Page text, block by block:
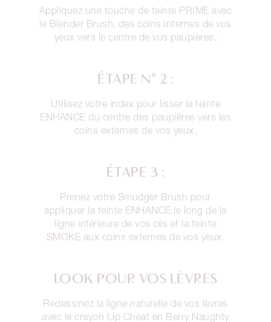
Appliquez une touche de teinte PRIME avec
le Blender Brush, des coins internes de vos
yeux vers le centre de vos paupières.
ÉTAPE N° 2 :
Utilisez votre index pour lisser la teinte
ENHANCE du centre des paupières vers les
coins externes de vos yeux.
ÉTAPE 3 :
Prenez votre Smudger Brush pour
appliquer la teinte ENHANCE le long de la
ligne inférieure de vos cils et la teinte
SMOKE aux coins externes de vos yeux.
LOOK POUR VOS LÈVRES
Redessinez la ligne naturelle de vos lèvres
avec le crayon Lip Cheat en Berry Naughty